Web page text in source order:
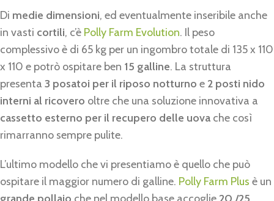
Di medie dimensioni, ed eventualmente inseribile anche
in vasti cortili, c’è Polly Farm Evolution. Il peso
complessivo è di 65 kg per un ingombro totale di 135 x 110
x 110 e potrò ospitare ben 15 galline. La struttura
presenta 3 posatoi per il riposo notturno e 2 posti nido
interni al ricovero oltre che una soluzione innovativa a
cassetto esterno per il recupero delle uova che così
rimarranno sempre pulite.
L’ultimo modello che vi presentiamo è quello che può
ospitare il maggior numero di galline. Polly Farm Plus è un